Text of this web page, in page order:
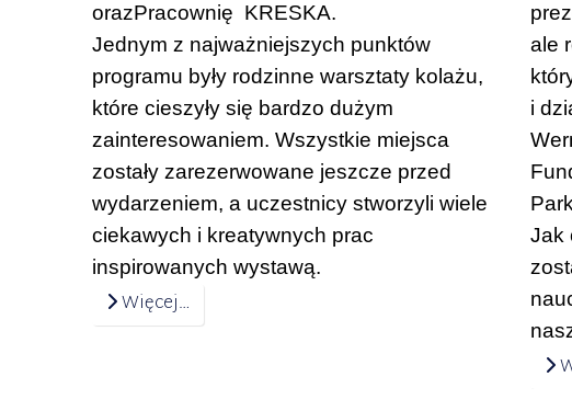
orazPracownię KRESKA.
Jednym z najważniejszych punktów
programu były rodzinne warsztaty kolażu,
które cieszyły się bardzo dużym
zainteresowaniem. Wszystkie miejsca
zostały zarezerwowane jeszcze przed
wydarzeniem, a uczestnicy stworzyli wiele
ciekawych i kreatywnych prac
inspirowanych wystawą.
Więcej…
ale
i
Jak